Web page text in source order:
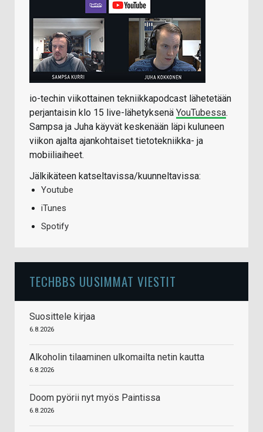
io-techin viikottainen tekniikkapodcast lähetetään
perjantaisin klo 15 live-lähetyksenä YouTubessa.
Sampsa ja Juha käyvät keskenään läpi kuluneen
viikon ajalta ajankohtaiset tietotekniikka- ja
mobiiliaiheet.
Jälkikäteen katseltavissa/kuunneltavissa:
Youtube
iTunes
Spotify
TECHBBS UUSIMMAT VIESTIT
Suosittele kirjaa
6.8.2026
Alkoholin tilaaminen ulkomailta netin kautta
6.8.2026
Doom pyörii nyt myös Paintissa
6.8.2026